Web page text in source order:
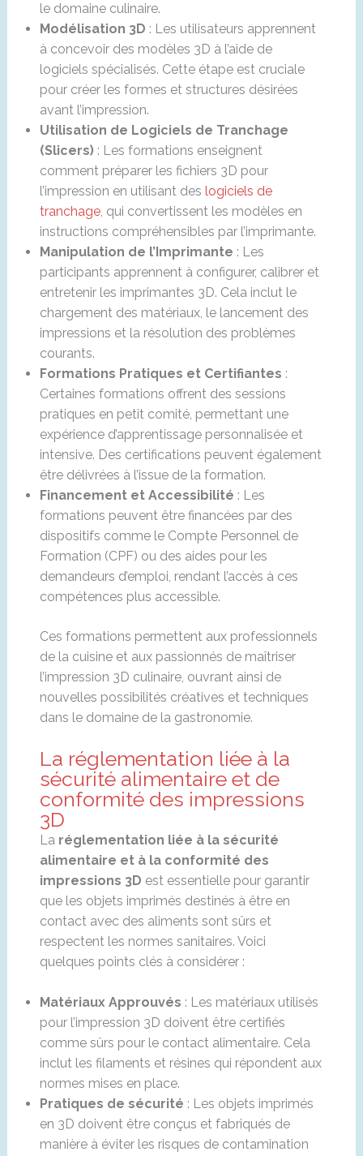
le domaine culinaire.
Modélisation 3D : Les utilisateurs apprennent
à concevoir des modèles 3D à l’aide de
logiciels spécialisés. Cette étape est cruciale
pour créer les formes et structures désirées
avant l’impression.
Utilisation de Logiciels de Tranchage
(Slicers) : Les formations enseignent
comment préparer les fichiers 3D pour
l’impression en utilisant des logiciels de
tranchage, qui convertissent les modèles en
instructions compréhensibles par l’imprimante.
Manipulation de l’Imprimante : Les
participants apprennent à configurer, calibrer et
entretenir les imprimantes 3D. Cela inclut le
chargement des matériaux, le lancement des
impressions et la résolution des problèmes
courants.
Formations Pratiques et Certifiantes :
Certaines formations offrent des sessions
pratiques en petit comité, permettant une
expérience d’apprentissage personnalisée et
intensive. Des certifications peuvent également
être délivrées à l’issue de la formation.
Financement et Accessibilité : Les
formations peuvent être financées par des
dispositifs comme le Compte Personnel de
Formation (CPF) ou des aides pour les
demandeurs d’emploi, rendant l’accès à ces
compétences plus accessible.
Ces formations permettent aux professionnels
de la cuisine et aux passionnés de maîtriser
l’impression 3D culinaire, ouvrant ainsi de
nouvelles possibilités créatives et techniques
dans le domaine de la gastronomie.
La réglementation liée à la
sécurité alimentaire et de
conformité des impressions
3D
La réglementation liée à la sécurité
alimentaire et à la conformité des
impressions 3D est essentielle pour garantir
que les objets imprimés destinés à être en
contact avec des aliments sont sûrs et
respectent les normes sanitaires. Voici
quelques points clés à considérer :
Matériaux Approuvés : Les matériaux utilisés
pour l’impression 3D doivent être certifiés
comme sûrs pour le contact alimentaire. Cela
inclut les filaments et résines qui répondent aux
normes mises en place.
Pratiques de sécurité : Les objets imprimés
en 3D doivent être conçus et fabriqués de
manière à éviter les risques de contamination